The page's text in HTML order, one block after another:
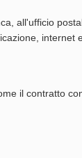
all'ufficio
internet
il contratto